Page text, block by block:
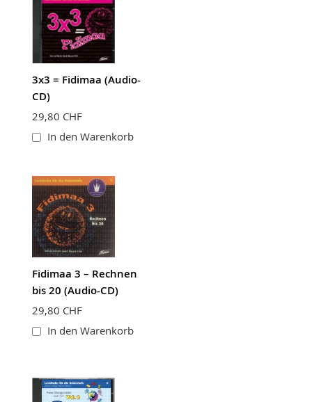
3x3 = Fidimaa (Audio-
CD)
29,80 CHF
In den Warenkorb
Fidimaa 3 – Rechnen
bis 20 (Audio-CD)
29,80 CHF
In den Warenkorb